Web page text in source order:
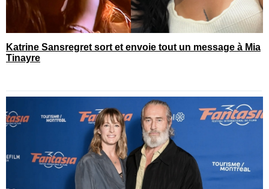
Katrine Sansregret sort et envoie tout un message à Mia
Tinayre